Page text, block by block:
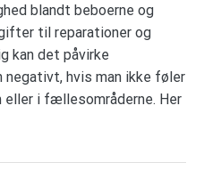
blandt beboerne og
til reparationer og
kan det påvirke
hvis man ikke føler
i fællesområderne. Her